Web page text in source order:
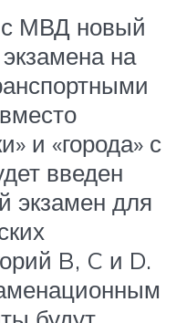
МВД новый
на
и «города» с
введен
экзамен для
B, C и D.